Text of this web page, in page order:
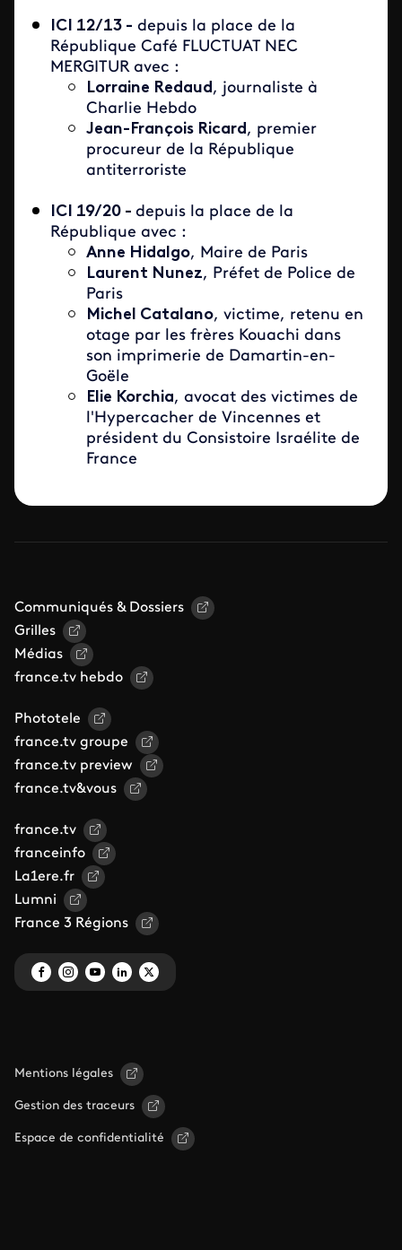
ICI 12/13 - depuis la place de la
République Café FLUCTUAT NEC
MERGITUR avec :
Lorraine Redaud, journaliste à
Charlie Hebdo
Jean-François Ricard, premier
procureur de la République
antiterroriste
ICI 19/20 - depuis la place de la
République avec :
Anne Hidalgo, Maire de Paris
Laurent Nunez, Préfet de Police de
Paris
Michel Catalano, victime, retenu en
otage par les frères Kouachi dans
son imprimerie de Damartin-en-
Goële
Elie Korchia, avocat des victimes de
l'Hypercacher de Vincennes et
président du Consistoire Israélite de
France
Communiqués & Dossiers
Grilles
Médias
france.tv hebdo
Phototele
france.tv groupe
france.tv preview
france.tv&vous
france.tv
franceinfo
La1ere.fr
Lumni
France 3 Régions
Mentions légales
Gestion des traceurs
Espace de confidentialité